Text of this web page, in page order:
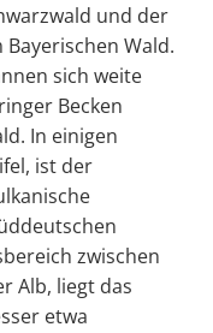
und der
Wald.
sich weite
Becken
In einigen
ist der
zwischen
Alb, liegt das
etwa